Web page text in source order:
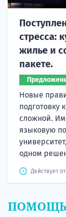
стресса:
жилье и
пакете.
Новые
подготовку
сложной.
языковую
одном
Действует
ПОМОЩЬ